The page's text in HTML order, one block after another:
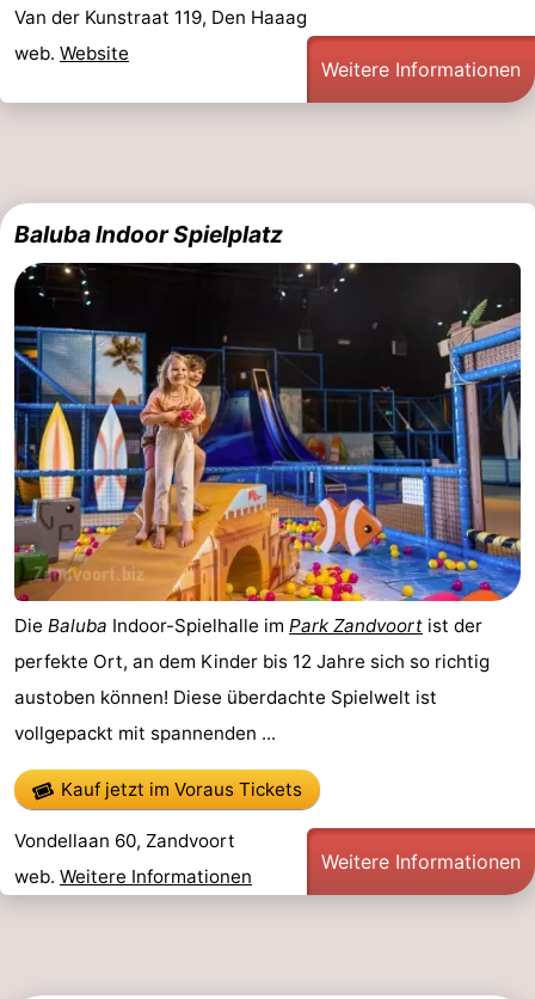
Van der Kunstraat 119, Den Haaag
web. Website
Weitere Informationen
Baluba Indoor Spielplatz
Die Baluba Indoor-Spielhalle im Park Zandvoort ist der
perfekte Ort, an dem Kinder bis 12 Jahre sich so richtig
austoben können! Diese überdachte Spielwelt ist
vollgepackt mit spannenden ...
Kauf jetzt im Voraus Tickets
Vondellaan 60, Zandvoort
web. Weitere Informationen
Weitere Informationen